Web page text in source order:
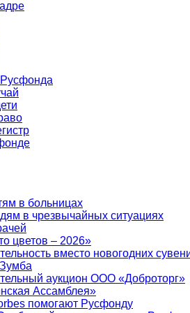
в больницах
в чрезвычайных ситуациях
цветов – 2026»
вместо новогодних
аукцион ООО «Доброторг»
Ассамблея»
помогают Русфонду